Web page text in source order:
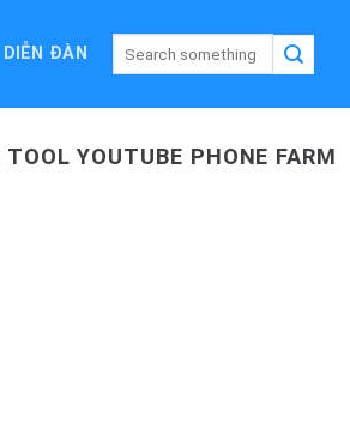
DIỄN ĐÀN
TOOL YOUTUBE PHONE FARM